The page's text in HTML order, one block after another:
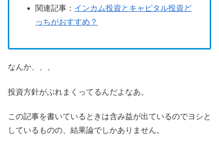
関連記事： インカム投資とキャピタル投資ど
っちがおすすめ？
なんか、、、
投資方針がぶれまくってるんだよなあ。
この記事を書いているときは含み益が出ているのでヨシと
しているものの、結果論でしかありません。